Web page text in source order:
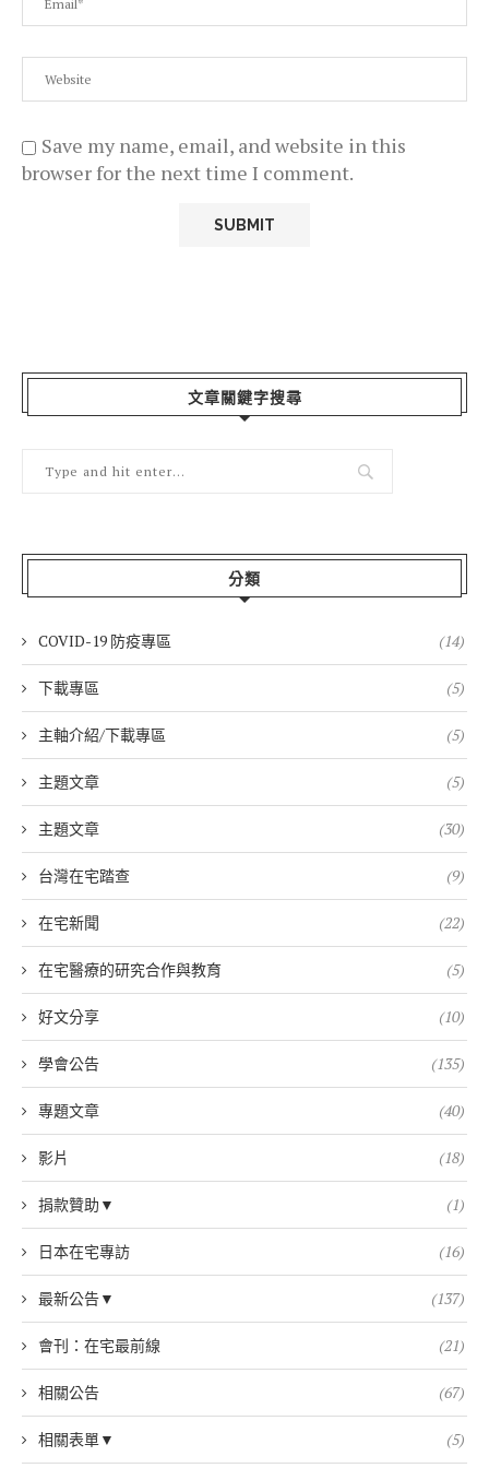
Save my name, email, and website in this
browser for the next time I comment.
文章關鍵字搜尋
分類
COVID-19 防疫專區 (14)
下載專區 (5)
主軸介紹/下載專區 (5)
主題文章 (5)
主題文章 (30)
台灣在宅踏查 (9)
在宅新聞 (22)
在宅醫療的研究合作與教育 (5)
好文分享 (10)
學會公告 (135)
專題文章 (40)
影片 (18)
捐款贊助▼ (1)
日本在宅專訪 (16)
最新公告▼ (137)
會刊：在宅最前線 (21)
相關公告 (67)
相關表單▼ (5)